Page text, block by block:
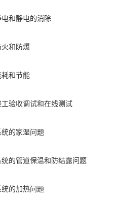
电和静电的消除
火和防爆
耗和节能
工验收调试和在线测试
统的家湿问题
统的管道保温和防结露问题
统的加热问题